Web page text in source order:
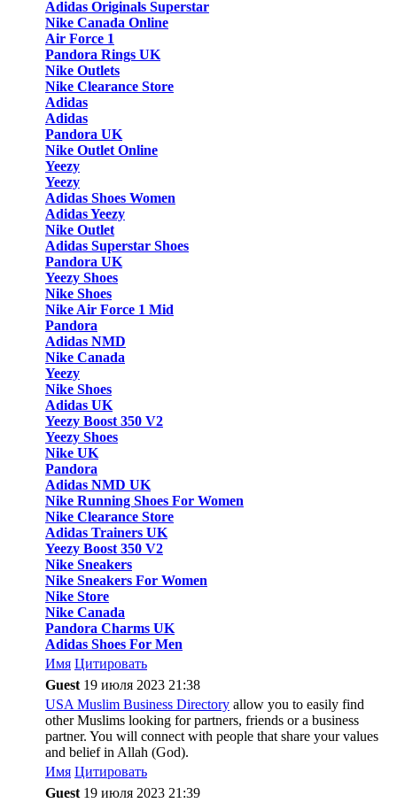
Adidas Originals Superstar
Nike Canada Online
Air Force 1
Pandora Rings UK
Nike Outlets
Nike Clearance Store
Adidas
Adidas
Pandora UK
Nike Outlet Online
Yeezy
Yeezy
Adidas Shoes Women
Adidas Yeezy
Nike Outlet
Adidas Superstar Shoes
Pandora UK
Yeezy Shoes
Nike Shoes
Nike Air Force 1 Mid
Pandora
Adidas NMD
Nike Canada
Yeezy
Nike Shoes
Adidas UK
Yeezy Boost 350 V2
Yeezy Shoes
Nike UK
Pandora
Adidas NMD UK
Nike Running Shoes For Women
Nike Clearance Store
Adidas Trainers UK
Yeezy Boost 350 V2
Nike Sneakers
Nike Sneakers For Women
Nike Store
Nike Canada
Pandora Charms UK
Adidas Shoes For Men
Имя Цитировать
Guest 19 июля 2023 21:38
USA Muslim Business Directory allow you to easily find
other Muslims looking for partners, friends or a business
partner. You will connect with people that share your values
and belief in Allah (God).
Имя Цитировать
Guest 19 июля 2023 21:39